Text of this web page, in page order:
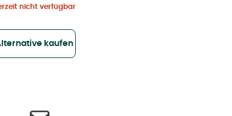
nicht verfügbar
kaufen